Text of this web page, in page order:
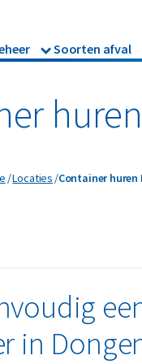
Swill
Soorten afval
Locaties Container huren
Container huren
in